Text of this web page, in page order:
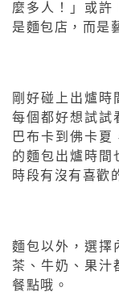
麼多人！」或許
是麵包店，而是
剛好碰上出爐時
每個都好想試試
巴布卡到佛卡夏
的麵包出爐時間
時段有沒有喜歡
麵包以外，選擇
茶、牛奶、果汁
餐點哦。